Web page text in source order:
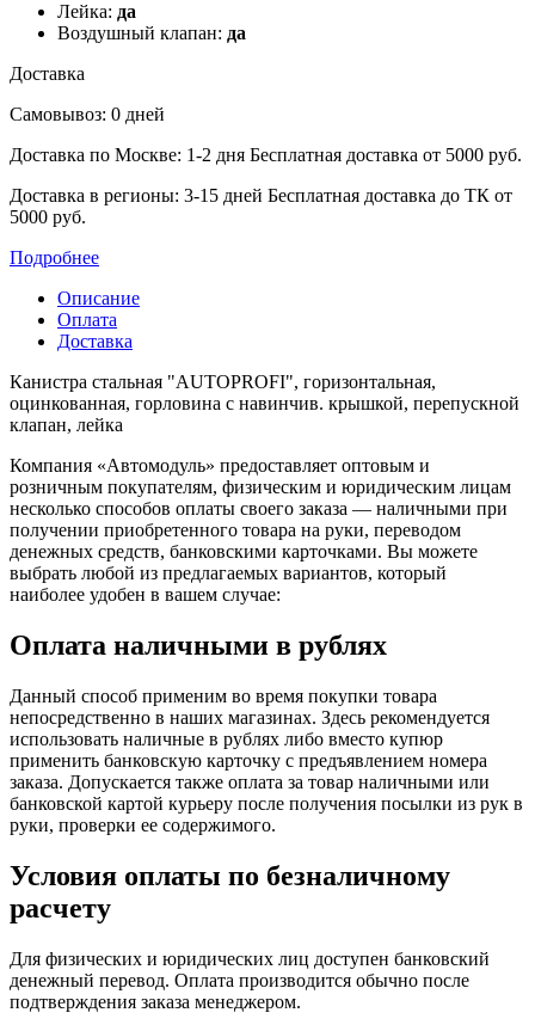
Лейка: да
Воздушный клапан: да
Доставка
Самовывоз: 0 дней
Доставка по Москве: 1-2 дня Бесплатная доставка от 5000 руб.
Доставка в регионы: 3-15 дней Бесплатная доставка до ТК от
5000 руб.
Подробнее
Описание
Оплата
Доставка
Канистра стальная "AUTOPROFI", горизонтальная,
оцинкованная, горловина с навинчив. крышкой, перепускной
клапан, лейка
Компания «Автомодуль» предоставляет оптовым и
розничным покупателям, физическим и юридическим лицам
несколько способов оплаты своего заказа — наличными при
получении приобретенного товара на руки, переводом
денежных средств, банковскими карточками. Вы можете
выбрать любой из предлагаемых вариантов, который
наиболее удобен в вашем случае:
Оплата наличными в рублях
Данный способ применим во время покупки товара
непосредственно в наших магазинах. Здесь рекомендуется
использовать наличные в рублях либо вместо купюр
применить банковскую карточку с предъявлением номера
заказа. Допускается также оплата за товар наличными или
банковской картой курьеру после получения посылки из рук в
руки, проверки ее содержимого.
Условия оплаты по безналичному
расчету
Для физических и юридических лиц доступен банковский
денежный перевод. Оплата производится обычно после
подтверждения заказа менеджером.